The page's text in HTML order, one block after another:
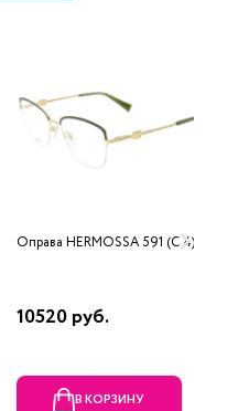
Оправа HERMOSSA 591 (C 4)
10520 руб.
В КОРЗИНУ